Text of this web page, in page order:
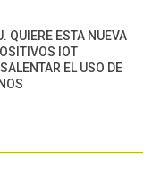
QUIERE ESTA NUEVA
IOT
EL USO DE